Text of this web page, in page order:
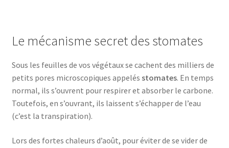
Le mécanisme secret des stomates
Sous les feuilles de vos végétaux se cachent des milliers de
petits pores microscopiques appelés stomates. En temps
normal, ils s’ouvrent pour respirer et absorber le carbone.
Toutefois, en s’ouvrant, ils laissent s’échapper de l’eau
(c’est la transpiration).
Lors des fortes chaleurs d’août, pour éviter de se vider de